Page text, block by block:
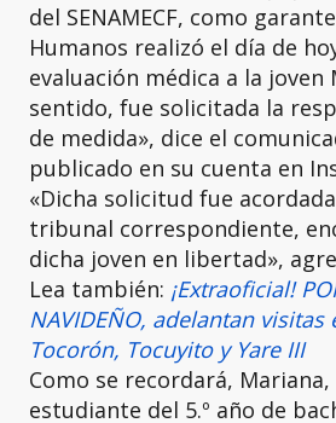
del SENAMECF, como
Humanos realizó el día de
evaluación médica a la joven
sentido, fue solicitada la
de medida», dice el
publicado en su cuenta en
«Dicha solicitud fue
tribunal correspondiente,
dicha joven en libertad»,
Lea también: ¡Extraoficial!
NAVIDEÑO, adelantan visitas
Tocorón, Tocuyito y Yare III
Como se recordará, Mariana,
estudiante del 5.º año de